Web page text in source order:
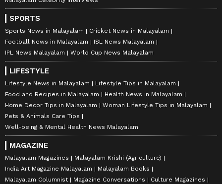
SPORTS
Sports News in Malayalam
Cricket News in Malayalam
Football News in Malayalam
ISL News Malayalam
IPL News Malayalam
World Cup News Malayalam
LIFESTYLE
Lifestyle News in Malayalam
Lifestyle Tips in Malayalam
Food and Recipes in Malayalam
Health News in Malayalam
Home Decor Tips in Malayalam
Woman Lifestyle Tips in Malayalam
Pets & Animals Care Tips
Well-being & Mental Health News Malayalam
MAGAZINE
Malayalam Magazines
Malayalam Krishi (Agriculture)
India Art Magazine Malayalam
Malayalam Books
Malayalam Columnist
Magazine Conversations
Culture Magazines